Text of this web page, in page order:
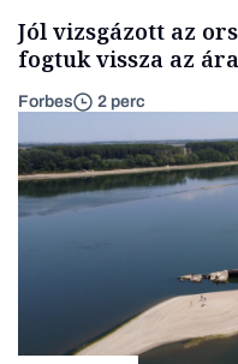
Jól vizsgázott az
fogtuk vissza az
Forbes 2 perc